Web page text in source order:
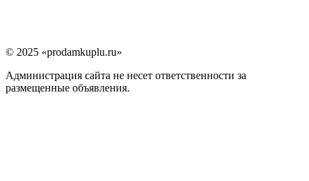
© 2025 «prodamkuplu.ru»
Администрация сайта не несет ответственности за
размещенные объявления.